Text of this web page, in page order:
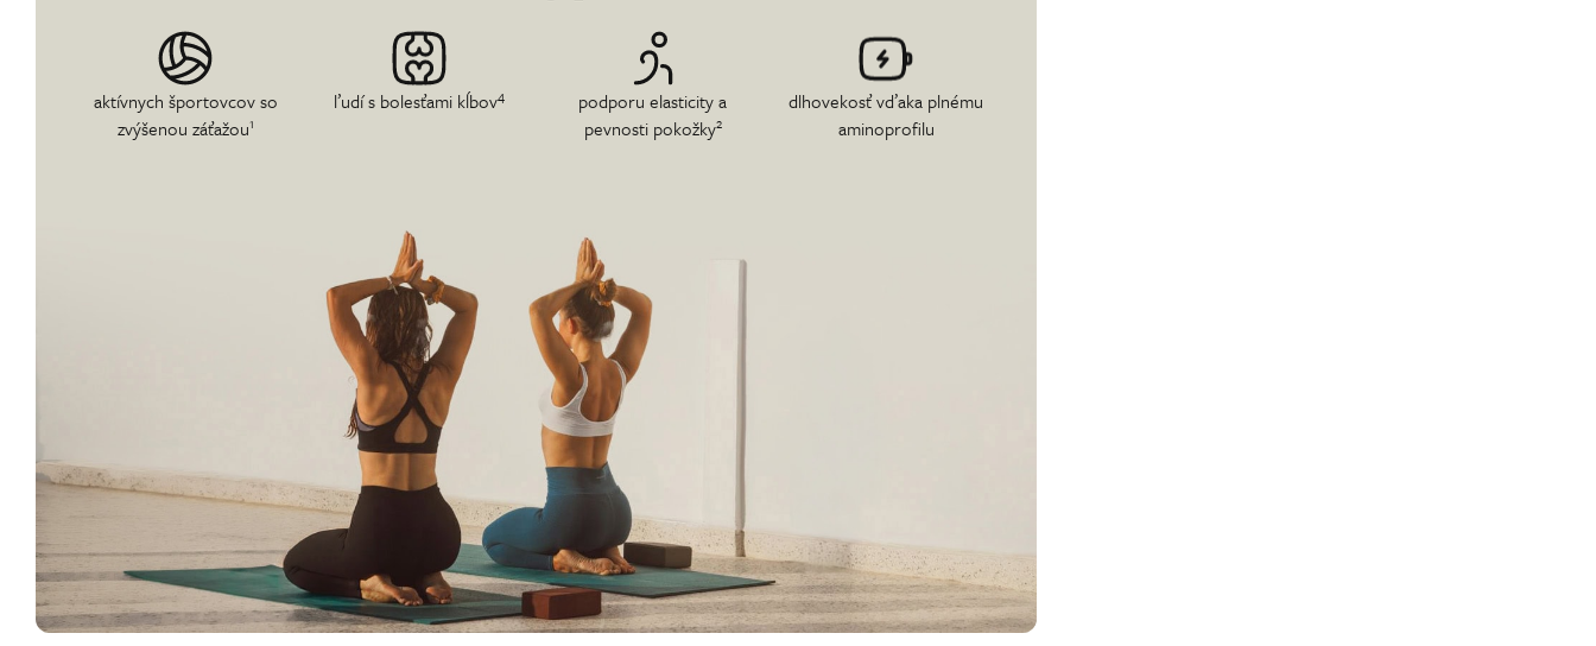
aktívnych športovcov so
zvýšenou záťažou1
ľudí s bolesťami kĺbov4
podporu elasticity a
pevnosti pokožky2
dlhovekosť vďaka plnému
aminoprofilu